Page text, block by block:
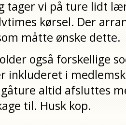
tager vi på ture lidt
kørsel. Der
måtte ønske dette.
også forskellige
inkluderet i
altid afsluttes
til. Husk kop.